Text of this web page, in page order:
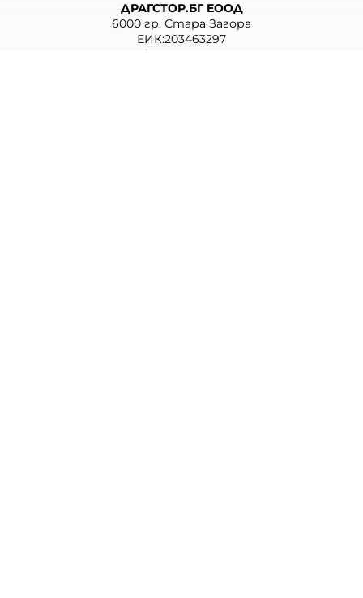
ДРАГСТОР.БГ ЕООД
6000 гр. Стара Загора
ЕИК:203463297
Телефон: